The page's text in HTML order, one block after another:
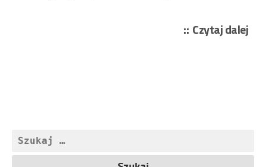
Czytaj dalej
Szukaj: